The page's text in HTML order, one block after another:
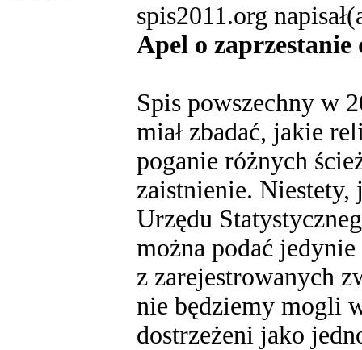
spis2011.org
Apel o
Spis powszechny w
miał zbadać, jakie
poganie różnych
zaistnienie. Niestety,
Urzędu
można podać
z zarejestrowanych
nie będziemy mogli
dostrzeżeni jako